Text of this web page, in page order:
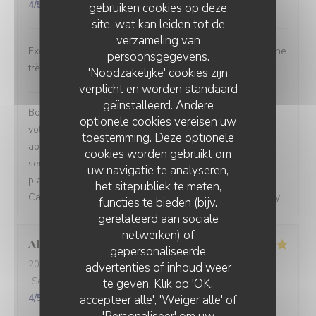
gebruiken cookies op deze
site, wat kan leiden tot de
verzameling van
persoonsgegevens.
'Noodzakelijke' cookies zijn
verplicht en worden standaard
geïnstalleerd. Andere
optionele cookies vereisen uw
toestemming. Deze optionele
cookies worden gebruikt om
uw navigatie te analyseren,
het sitepubliek te meten,
functies te bieden (bijv.
gerelateerd aan sociale
netwerken) of
gepersonaliseerde
advertenties of inhoud weer
te geven. Klik op 'OK,
accepteer alle', 'Weiger alle' of
4/5
Excellent de l’entrée au dessert et un service parfait ! Une
très belle découverte !
Café César heeft op deze beoordeling gereageerd
Bonjour Aurélie, merci d'avoir pris le temps de partager
votre expérience ! Nous sommes ravis que vous ayez
apprécié votre repas de bout en bout, ainsi que notre
service et notre cadre. Votre retour nous fait vraiment
plaisir. Au plaisir de vous accueillir à nouveau bientôt !
Café César - Restaurant français bistronomique à Clichy
Alex
2026-07-28
- 19:30 - Gasten 2
Service
Atmosfeer: 5/5 Keuken: 5/5 Kwaliteit / Prijs
4/5
CAFÉ CÉSAR